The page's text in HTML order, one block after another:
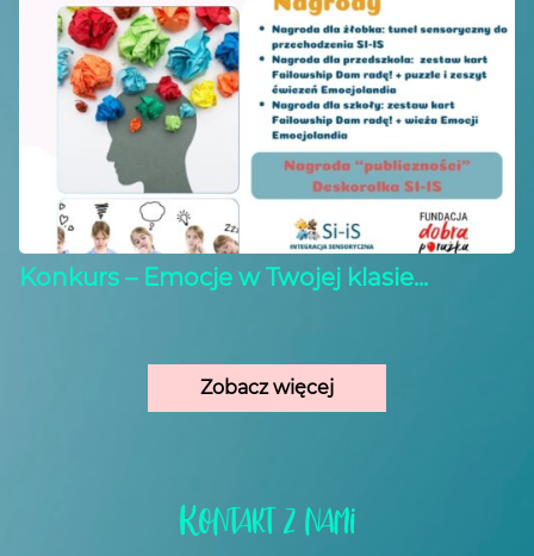
Konkurs – Emocje w Twojej klasie...
Zobacz więcej
Kontakt z nami